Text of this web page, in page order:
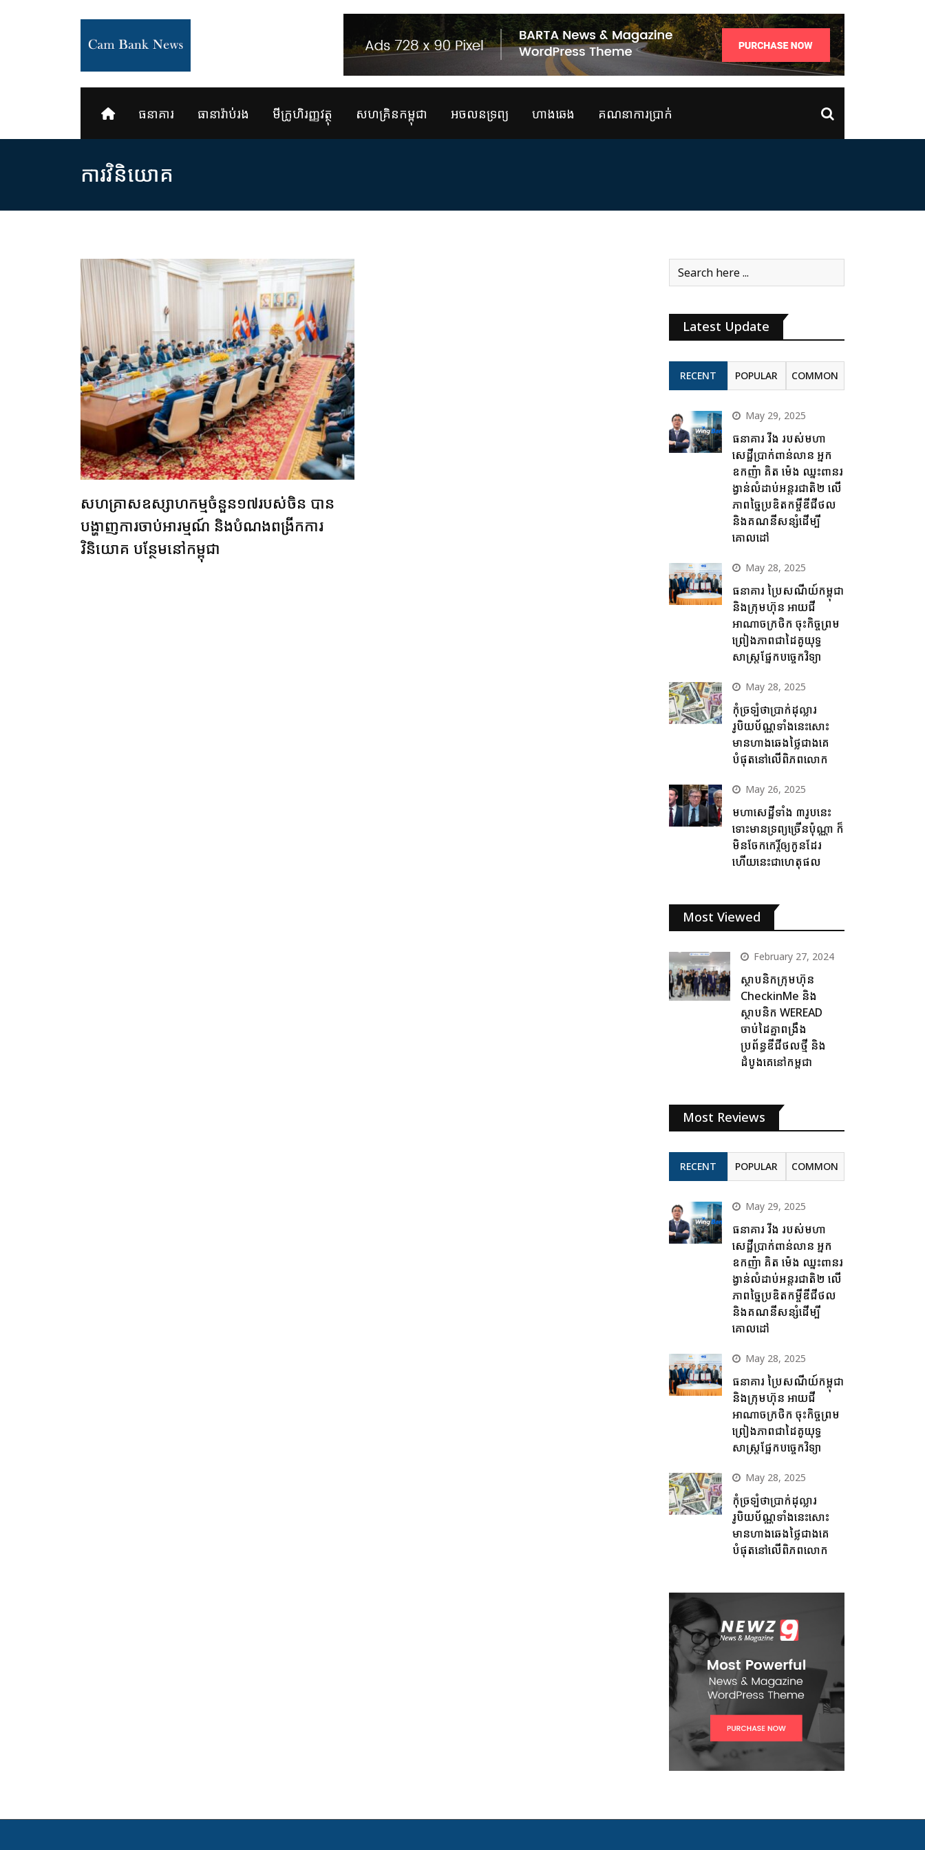
ធនាគារ ធានារ៉ាប់រង មីក្រូហិរញ្ញវត្ថុ សហគ្រិនកម្ពុជា អចលនទ្រព្យ ហាងឆេង គណនាការប្រាក់
ការ​វិនិយោគ
សហគ្រាស​ឧស្សាហកម្ម​​ចំនួន១៧​របស់ចិន បាន
បង្ហាញការ​ចាប់អារម្មណ៍ និងបំណង​ពង្រីកការ​
វិនិយោគ បន្ថែម​នៅកម្ពុជា​
Latest Update
RECENT POPULAR COMMON
May 29, 2025
ធនាគារ វីង របស់មហា
សេដ្ឋីប្រាក់ពាន់លាន អ្នក
ឧកញ៉ា គិត ម៉េង ឈ្នះពានរ
ង្វាន់លំដាប់អន្តរជាតិ២ លើ
ភាពច្នៃប្រឌិតកម្ចីឌីជីថល
និងគណនីសន្សំដើម្បី
គោលដៅ
May 28, 2025
ធនាគារ ប្រៃសណីយ៍កម្ពុជា
និងក្រុមហ៊ុន អាយជី
អាណាចក្រថិក ចុះកិច្ចព្រម
ព្រៀងភាពជាដៃគូយុទ្ធ
សាស្ត្រផ្នែកបច្ចេកវិទ្យា
May 28, 2025
កុំច្រឡំថាប្រាក់ដុល្លារ
រូបិយប័ណ្ណទាំងនេះសោះ
មានហាងឆេងថ្លៃជាងគេ
បំផុតនៅលើពិភពលោក
May 26, 2025
មហាសេដ្ឋីទាំង ៣រូបនេះ
ទោះមានទ្រព្យច្រើនប៉ុណ្ណា ក៏
មិនចែកកេរ្តិ៍ឲ្យកូនដែរ
ហើយនេះជាហេតុផល
Most Viewed
February 27, 2024
ស្ថាបនិកក្រុមហ៊ុន
CheckinMe និង
ស្ថាបនិក WEREAD
ចាប់ដៃគ្នាពង្រឹង
ប្រព័ន្ធឌីជីថលថ្មី និង
ដំបូងគេនៅកម្ពុជា
Most Reviews
RECENT POPULAR COMMON
May 29, 2025
ធនាគារ វីង របស់មហា
សេដ្ឋីប្រាក់ពាន់លាន អ្នក
ឧកញ៉ា គិត ម៉េង ឈ្នះពានរ
ង្វាន់លំដាប់អន្តរជាតិ២ លើ
ភាពច្នៃប្រឌិតកម្ចីឌីជីថល
និងគណនីសន្សំដើម្បី
គោលដៅ
May 28, 2025
ធនាគារ ប្រៃសណីយ៍កម្ពុជា
និងក្រុមហ៊ុន អាយជី
អាណាចក្រថិក ចុះកិច្ចព្រម
ព្រៀងភាពជាដៃគូយុទ្ធ
សាស្ត្រផ្នែកបច្ចេកវិទ្យា
May 28, 2025
កុំច្រឡំថាប្រាក់ដុល្លារ
រូបិយប័ណ្ណទាំងនេះសោះ
មានហាងឆេងថ្លៃជាងគេ
បំផុតនៅលើពិភពលោក